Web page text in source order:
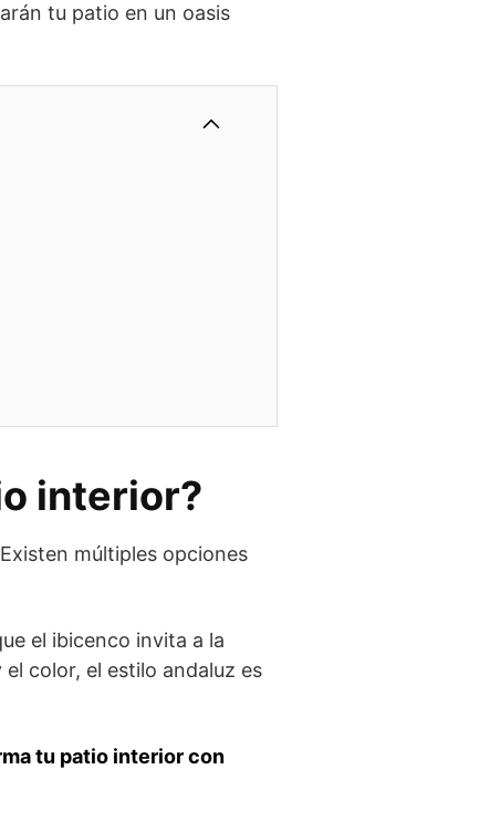
tu patio en un oasis
interior?
múltiples opciones
el ibicenco invita a la
color, el estilo andaluz es
tu patio interior con